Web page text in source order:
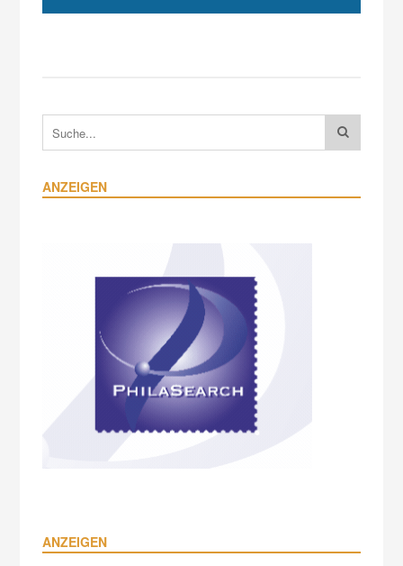
ANZEIGEN
ANZEIGEN